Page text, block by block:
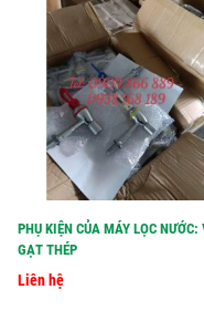
PHỤ KIỆN CỦA MÁY LỌC NƯỚC:
GẠT THÉP
Liên hệ